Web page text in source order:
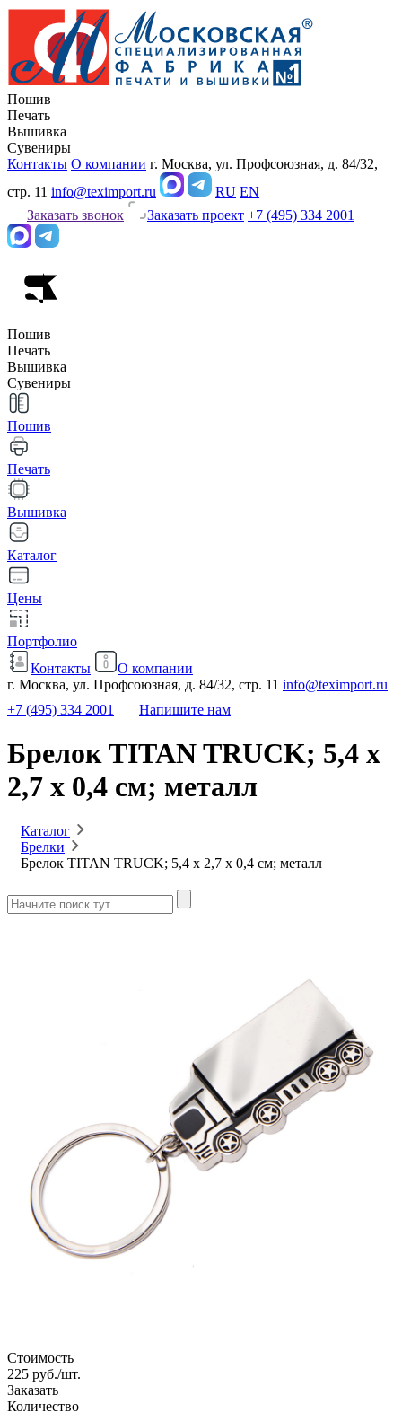
Пошив
Печать
Вышивка
Сувениры
Контакты О компании г. Москва, ул. Профсоюзная, д. 84/32,
стр. 11 info@teximport.ru RU EN
Заказать звонок
Заказать проект +7 (495) 334 2001
Пошив
Печать
Вышивка
Сувениры
Пошив
Печать
Вышивка
Каталог
Цены
Портфолио
Контакты
О компании
г. Москва, ул. Профсоюзная, д. 84/32, стр. 11 info@teximport.ru
+7 (495) 334 2001
Напишите нам
Брелок TITAN TRUCK; 5,4 x
2,7 x 0,4 см; металл
Каталог
Брелки
Брелок TITAN TRUCK; 5,4 x 2,7 x 0,4 см; металл
Стоимость
225 руб./шт.
Заказать
Количество